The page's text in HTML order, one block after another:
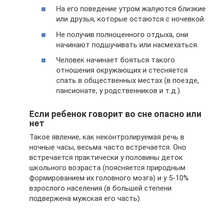
На его поведение утром жалуются близкие
или друзья, которые остаются с ночевкой.
Не получив полноценного отдыха, они
начинают подшучивать или насмехаться.
Человек начинает бояться такого
отношения окружающих и стесняется
спать в общественных местах (в поезде,
пансионате, у родственников и т.д.).
Если ребенок говорит во сне опасно или
нет
Такое явление, как неконтролируемая речь в
ночные часы, весьма часто встречается. Оно
встречается практически у половины деток
школьного возраста (поясняется природным
формированием их головного мозга) и у 5-10%
взрослого населения (в большей степени
подвержена мужская его часть).